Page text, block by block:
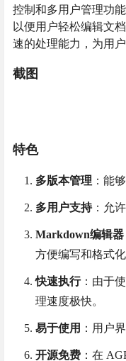
控制和多用户管理功
以便用户轻松编辑文
速的处理能力，为用
截图
特色
多版本管理 ：能
多用户支持：允
Markdown编辑器
方便编写和格式化
快速执行：由于使
理速度极快。
易于使用 ：用户
开源免费 ：在